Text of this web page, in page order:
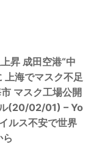
昇 成田空港“中
上海でマスク不足
マスク工場公開
(20/02/01) – Yo
ルス不安で世界